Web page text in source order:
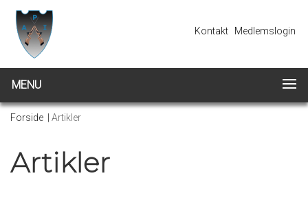
Kontakt Medlemslogin
MENU
Forside Artikler
Artikler